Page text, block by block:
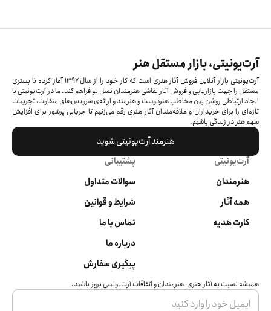
آرت‌یونیتی، بازار مستقل هنر
آرت‌یونیتی بازار آنلاین فروش آثار هنری است که کار خود را از سال ۱۳۹۷ آغاز کرده‌ تا بستری
مستقل را جهت بازاریابی و فروش آثار نقاشی هنرمندان نسل نو فراهم کند. ما در آرت‌یونیتی با
ایجاد ارتباطی روشن بین مخاطب هنردوست و هنرمند و ارائه‌ی سرویس‌های متفاوت، تجربیات
تازه‌ای را برای خریداران و علاقه‌مندان آثار هنری رقم می‌زنیم تا جریانی پرشور برای افزایش
سهم هنر در زندگی باشیم.
هنرمند آرت‌یونیتی شوید
آرت‌یونیتی
هنرمندان
همه آثار
کارت هدیه
پشتیبانی
سوالات متداول
شرایط و قوانین
تماس با ما
درباره ما
پیگیری سفارش
همیشه نسبت به آثار هنری، هنرمندان و اتفاقات آرت‌یونیتی بروز باشید.